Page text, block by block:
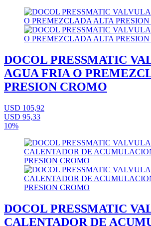
DOCOL PRESSMATIC
AGUA FRIA O
PRESION CROMO
USD 105,92
USD 95,33
10%
DOCOL PRESSMATIC
CALENTADOR DE